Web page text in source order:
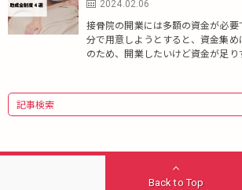
2024.02.06
接骨院の開業には多額の資金が必要
分で用意しようとすると、資金集め
のため、開業したいけど資金が足り
Back to Top